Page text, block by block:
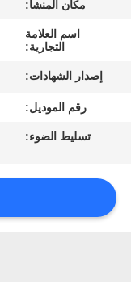
حالات
خريطة
مكان المنشأ:
اسم العلامة
التجارية:
إصدار الشهادات:
رقم الموديل:
تسليط الضوء: